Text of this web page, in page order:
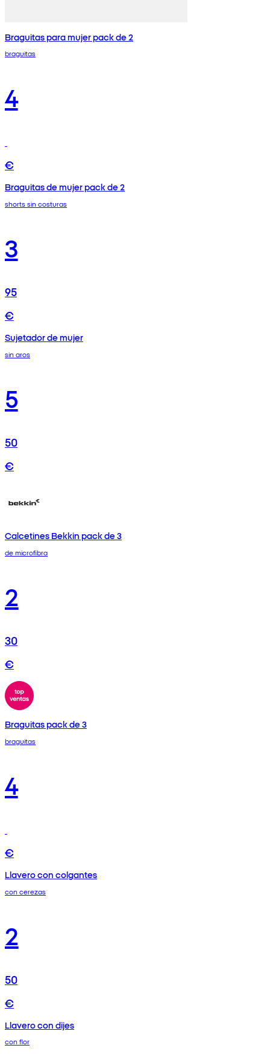
Braguitas para mujer pack de 2
braguitas
4
€
Braguitas de mujer pack de 2
shorts sin costuras
3
95
€
Sujetador de mujer
sin aros
5
50
€
Calcetines Bekkin pack de 3
de microfibra
2
30
€
Braguitas pack de 3
braguitas
4
€
Llavero con colgantes
con cerezas
2
50
€
Llavero con dijes
con flor